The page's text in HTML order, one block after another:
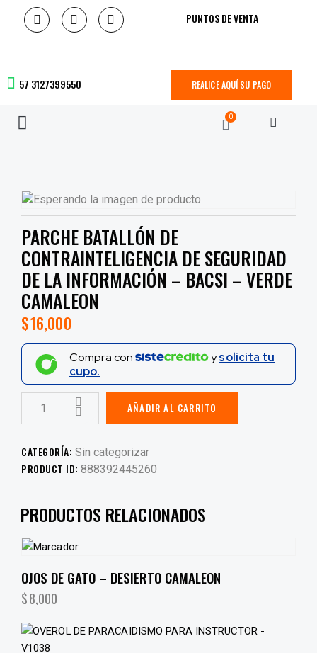
PUNTOS DE VENTA
57 3127399550 REALICE AQUÍ SU PAGO
0
PARCHE BATALLÓN DE
CONTRAINTELIGENCIA DE SEGURIDAD
DE LA INFORMACIÓN – BACSI – VERDE
CAMALEON
$16,000
Compra con ysolicita tu
cupo.
AÑADIR AL CARRITO
CATEGORÍA: Sin categorizar
PRODUCT ID: 888392445260
PRODUCTOS RELACIONADOS
OJOS DE GATO – DESIERTO CAMALEON
$8,000